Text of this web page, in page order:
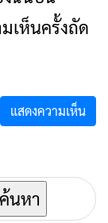
เห็นครั้งถัด